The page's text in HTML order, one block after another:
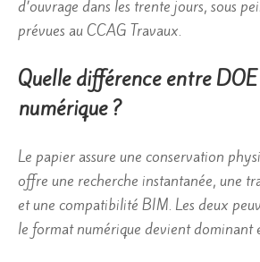
d’ouvrage dans les trente jours, sous
prévues au CCAG Travaux.
Quelle différence entre
numérique ?
Le papier assure une conservation
offre une recherche instantanée, une
et une compatibilité BIM. Les deux
le format numérique devient